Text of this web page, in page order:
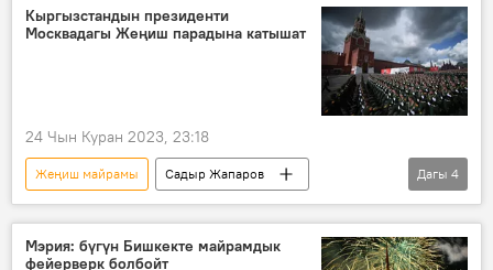
Николай Удовиченко
Кыргызстандын президенти
Москвадагы Жеңиш парадына катышат
24 Чын Куран 2023, 23:18
Жеңиш майрамы
Садыр Жапаров
Дмитрий Песков
Россия
жеңиш
Кыргызстан
Дагы 4
Мэрия: бүгүн Бишкекте майрамдык
фейерверк болбойт